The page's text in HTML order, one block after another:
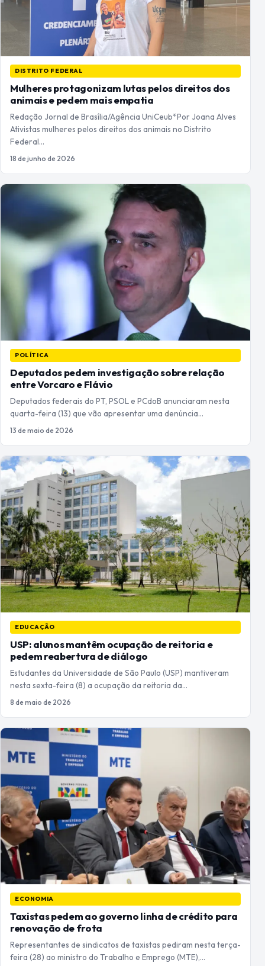
DISTRITO FEDERAL
Mulheres protagonizam lutas pelos direitos dos
animais e pedem mais empatia
Redação Jornal de Brasília/Agência UniCeub*Por Joana Alves
Ativistas mulheres pelos direitos dos animais no Distrito
Federal…
18 de junho de 2026
POLÍTICA
Deputados pedem investigação sobre relação
entre Vorcaro e Flávio
Deputados federais do PT, PSOL e PCdoB anunciaram nesta
quarta-feira (13) que vão apresentar uma denúncia…
13 de maio de 2026
EDUCAÇÃO
USP: alunos mantêm ocupação de reitoria e
pedem reabertura de diálogo
Estudantes da Universidade de São Paulo (USP) mantiveram
nesta sexta-feira (8) a ocupação da reitoria da…
8 de maio de 2026
ECONOMIA
Taxistas pedem ao governo linha de crédito para
renovação de frota
Representantes de sindicatos de taxistas pediram nesta terça-
feira (28) ao ministro do Trabalho e Emprego (MTE),…